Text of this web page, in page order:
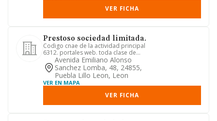
VER FICHA
Prestoso sociedad limitada.
Codigo cnae de la actividad principal
6312. portales web. toda clase de
actividades inmobiliarias c...
Avenida Emiliano Alonso
Sanchez Lomba, 48, 24855,
Puebla Lillo Leon, Leon
VER EN MAPA
VER FICHA